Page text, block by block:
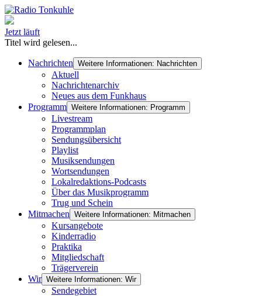
Jetzt läuft
Titel wird gelesen...
Nachrichten Weitere Informationen: Nachrichten
Aktuell
Nachrichtenarchiv
Neues aus dem Funkhaus
Programm Weitere Informationen: Programm
Livestream
Programmplan
Sendungsübersicht
Playlist
Musiksendungen
Wortsendungen
Lokalredaktions-Podcasts
Über das Musikprogramm
Trug und Schein
Mitmachen Weitere Informationen: Mitmachen
Kursangebote
Kinderradio
Praktika
Mitgliedschaft
Trägerverein
Wir Weitere Informationen: Wir
Sendegebiet